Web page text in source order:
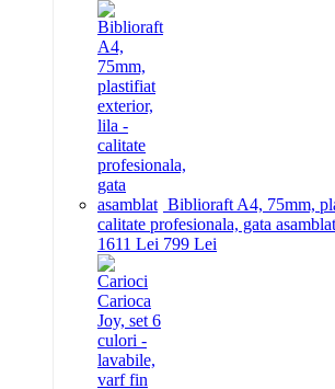
Biblioraft A4, 75mm,
calitate profesionala, gata asamblat
1611 Lei 799 Lei